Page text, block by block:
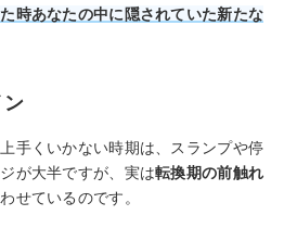
時あなたの中に隠されていた新たな
ン
手くいかない時期は、スランプや停
が大半ですが、実は転換期の前触れ
せているのです。